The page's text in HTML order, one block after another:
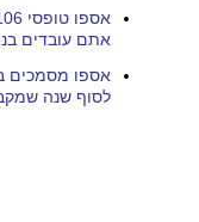
אתם עובדים
אספו מסמכים
לסוף שנה